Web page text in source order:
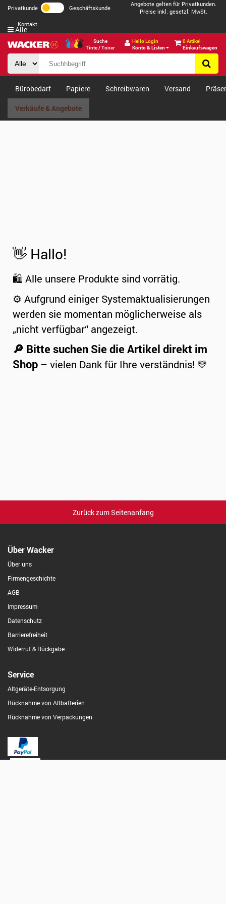
Privatkunde Geschäftskunde
Angebote gelten für Privatkunden.
Preise inkl. gesetzl. MwSt.
Kontakt
Suche
Tinte / Toner
Hello Login
Konto & Listen
0 Artikel
Einkaufswagen
Alle
Bürobedarf Papiere Schreibwaren Versand
Verkäufe & Angebote
👋 Hallo!
🛍️ Alle unsere Produkte sind vorrätig.
⚙️ Aufgrund einiger Systemaktualisierungen
werden sie momentan möglicherweise als
„nicht verfügbar“ angezeigt.
🔎 Bitte suchen Sie die Artikel direkt im
Shop – vielen Dank für Ihre verständnis! 💛
Zurück zum Seitenanfang
Über Wacker
Über uns
Firmengeschichte
AGB
Impressum
Datenschutz
Barrierefreiheit
Widerruf & Rückgabe
Service
Altgeräte-Entsorgung
Rücknahme von Altbatterien
Rücknahme von Verpackungen